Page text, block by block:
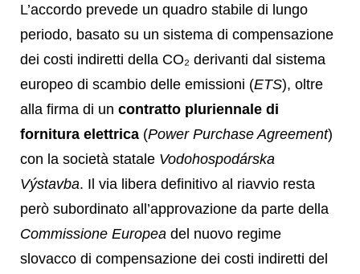
L’accordo prevede un quadro stabile di lungo
periodo, basato su un sistema di compensazione
dei costi indiretti della CO₂ derivanti dal sistema
europeo di scambio delle emissioni (ETS), oltre
alla firma di un contratto pluriennale di
fornitura elettrica (Power Purchase Agreement)
con la società statale Vodohospodárska
Výstavba. Il via libera definitivo al riavvio resta
però subordinato all’approvazione da parte della
Commissione Europea del nuovo regime
slovacco di compensazione dei costi indiretti del